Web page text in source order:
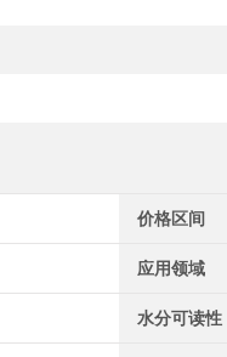
价格区间
应用领域
水分可读性